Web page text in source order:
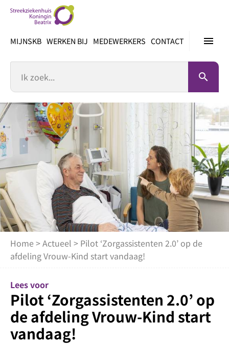
inhoud
menu
MIJNSKB WERKEN BIJ MEDEWERKERS CONTACT
search
Home >Actueel > Pilot ‘Zorgassistenten 2.0’ op de
afdeling Vrouw-Kind start vandaag!
Lees voor
Pilot ‘Zorgassistenten 2.0’ op
de afdeling Vrouw-Kind start
vandaag!